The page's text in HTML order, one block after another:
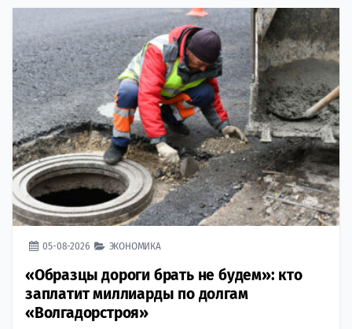
05-08-2026 ЭКОНОМИКА
«Образцы дороги брать не будем»: кто
заплатит миллиарды по долгам
«Волгадорстроя»